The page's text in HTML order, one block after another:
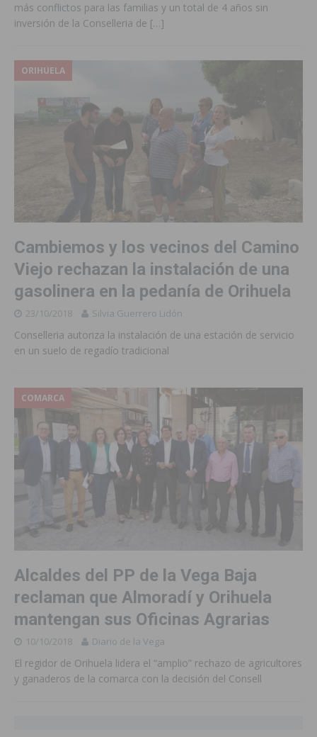
más conflictos para las familias y un total de 4 años sin
inversión de la Conselleria de […]
ORIHUELA
Cambiemos y los vecinos del Camino
Viejo rechazan la instalación de una
gasolinera en la pedanía de Orihuela
23/10/2018 Silvia Guerrero Lidón
Conselleria autoriza la instalación de una estación de servicio
en un suelo de regadío tradicional
COMARCA
Alcaldes del PP de la Vega Baja
reclaman que Almoradí y Orihuela
mantengan sus Oficinas Agrarias
10/10/2018 Diario de la Vega
El regidor de Orihuela lidera el “amplio” rechazo de agricultores
y ganaderos de la comarca con la decisión del Consell